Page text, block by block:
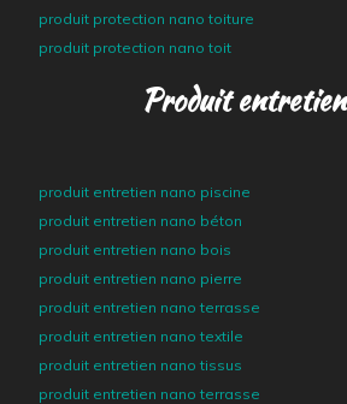
produit protection nano toiture
produit protection nano toit
Produit entretien
produit entretien nano piscine
produit entretien nano béton
produit entretien nano bois
produit entretien nano pierre
produit entretien nano terrasse
produit entretien nano textile
produit entretien nano tissus
produit entretien nano terrasse